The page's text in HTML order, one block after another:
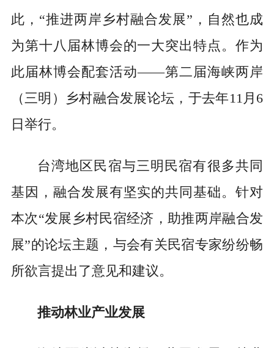
此，“推进两岸乡村融合发展”，自然也成
为第十八届林博会的一大突出特点。作为
此届林博会配套活动——第二届海峡两岸
（三明）乡村融合发展论坛，于去年11月6
日举行。
台湾地区民宿与三明民宿有很多共同
基因，融合发展有坚实的共同基础。针对
本次“发展乡村民宿经济，助推两岸融合发
展”的论坛主题，与会有关民宿专家纷纷畅
所欲言提出了意见和建议。
推动林业产业发展